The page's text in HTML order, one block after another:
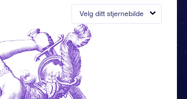
Velg ditt stjernebilde